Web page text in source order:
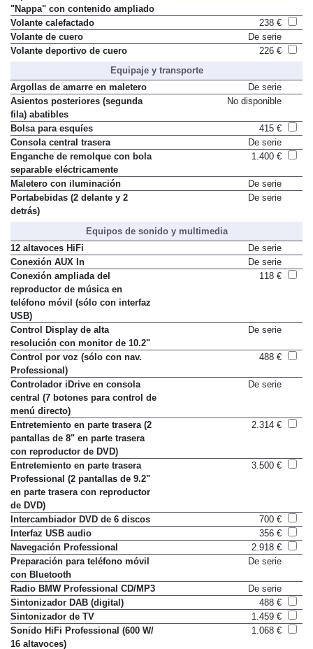
Tapicería de cuero exclusivo
"Nappa" con contenido ampliado
Volante calefactado
238 €
Volante de cuero
De serie
Equipaje y transporte
Argollas de amarre en maletero
De serie
Asientos posteriores (segunda
fila) abatibles
Bolsa para esquíes
415 €
Consola central trasera
De serie
Enganche de remolque con bola
separable eléctricamente
Maletero con iluminación
De serie
Portabebidas (2 delante y 2
Equipos de sonido y multimedia
12 altavoces HiFi
De serie
Conexión AUX In
De serie
Conexión ampliada del
reproductor de música en
teléfono móvil (sólo con interfaz
USB)
Control Display de alta
resolución con monitor de 10.2"
Control por voz (sólo con nav.
Professional)
Controlador iDrive en consola
central (7 botones para control de
menú directo)
Entretemiento en parte trasera (2
pantallas de 8" en parte trasera
con reproductor de DVD)
Entretemiento en parte trasera
Professional (2 pantallas de 9.2"
en parte trasera con reproductor
de DVD)
Intercambiador DVD de 6 discos
700 €
Interfaz USB audio
356 €
Navegación Professional
2.918 €
Preparación para teléfono móvil
con Bluetooth
Radio BMW Professional CD/MP3
De serie
Sintonizador DAB (digital)
488 €
Sintonizador de TV
1.459 €
Sonido HiFi Professional (600 W/